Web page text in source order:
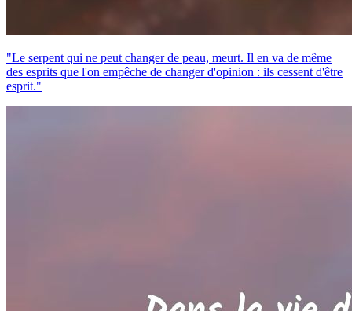
"Le serpent qui ne peut changer de peau, meurt. Il en va de même
des esprits que l'on empêche de changer d'opinion : ils cessent d'être
esprit."